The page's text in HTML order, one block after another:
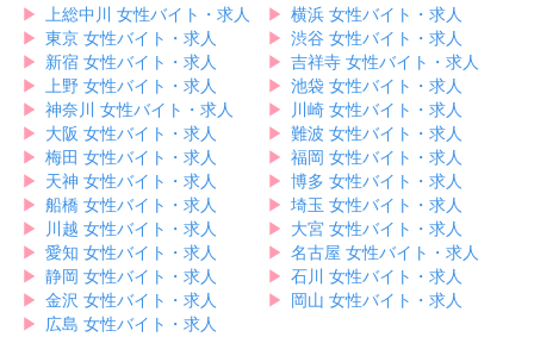
▶︎ 上総中川 女性バイト・求人 ▶︎ 横浜 女性バイト・求人
▶︎ 東京 女性バイト・求人 ▶︎ 渋谷 女性バイト・求人
▶︎ 新宿 女性バイト・求人 ▶︎ 吉祥寺 女性バイト・求人
▶︎ 上野 女性バイト・求人 ▶︎ 池袋 女性バイト・求人
▶︎ 神奈川 女性バイト・求人 ▶︎ 川崎 女性バイト・求人
▶︎ 大阪 女性バイト・求人 ▶︎ 難波 女性バイト・求人
▶︎ 梅田 女性バイト・求人 ▶︎ 福岡 女性バイト・求人
▶︎ 天神 女性バイト・求人 ▶︎ 博多 女性バイト・求人
▶︎ 船橋 女性バイト・求人 ▶︎ 埼玉 女性バイト・求人
▶︎ 川越 女性バイト・求人 ▶︎ 大宮 女性バイト・求人
▶︎ 愛知 女性バイト・求人 ▶︎ 名古屋 女性バイト・求人
▶︎ 静岡 女性バイト・求人 ▶︎ 石川 女性バイト・求人
▶︎ 金沢 女性バイト・求人 ▶︎ 岡山 女性バイト・求人
▶︎ 広島 女性バイト・求人